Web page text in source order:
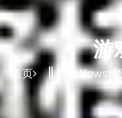
游
首页 Our News